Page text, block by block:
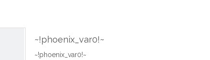
~!phoenix_var0!~
~!phoenix_var0!~